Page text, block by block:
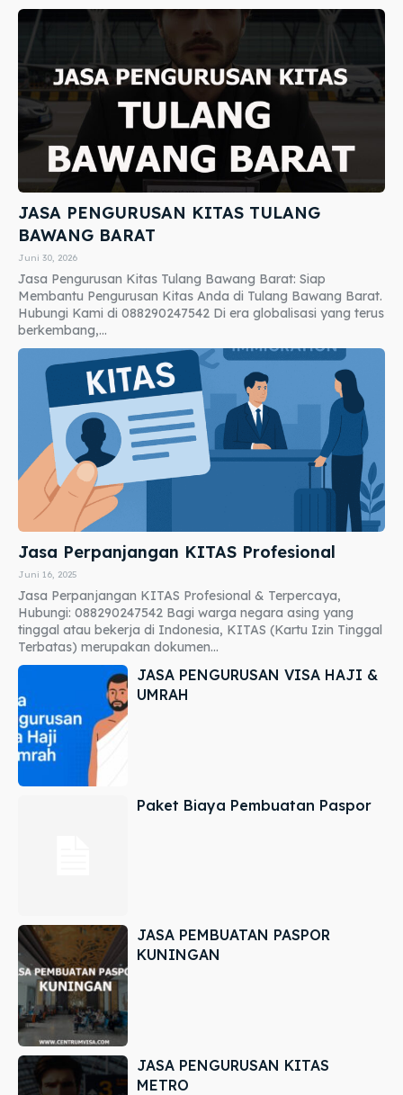
JASA PENGURUSAN KITAS TULANG
BAWANG BARAT
Juni 30, 2026
Jasa Pengurusan Kitas Tulang Bawang Barat: Siap
Membantu Pengurusan Kitas Anda di Tulang Bawang Barat.
Hubungi Kami di 088290247542 Di era globalisasi yang terus
berkembang,...
Jasa Perpanjangan KITAS Profesional
Juni 16, 2025
Jasa Perpanjangan KITAS Profesional & Terpercaya,
Hubungi: 088290247542 Bagi warga negara asing yang
tinggal atau bekerja di Indonesia, KITAS (Kartu Izin Tinggal
Terbatas) merupakan dokumen...
JASA PENGURUSAN VISA HAJI &
UMRAH
Paket Biaya Pembuatan Paspor
JASA PEMBUATAN PASPOR
KUNINGAN
JASA PENGURUSAN KITAS
METRO